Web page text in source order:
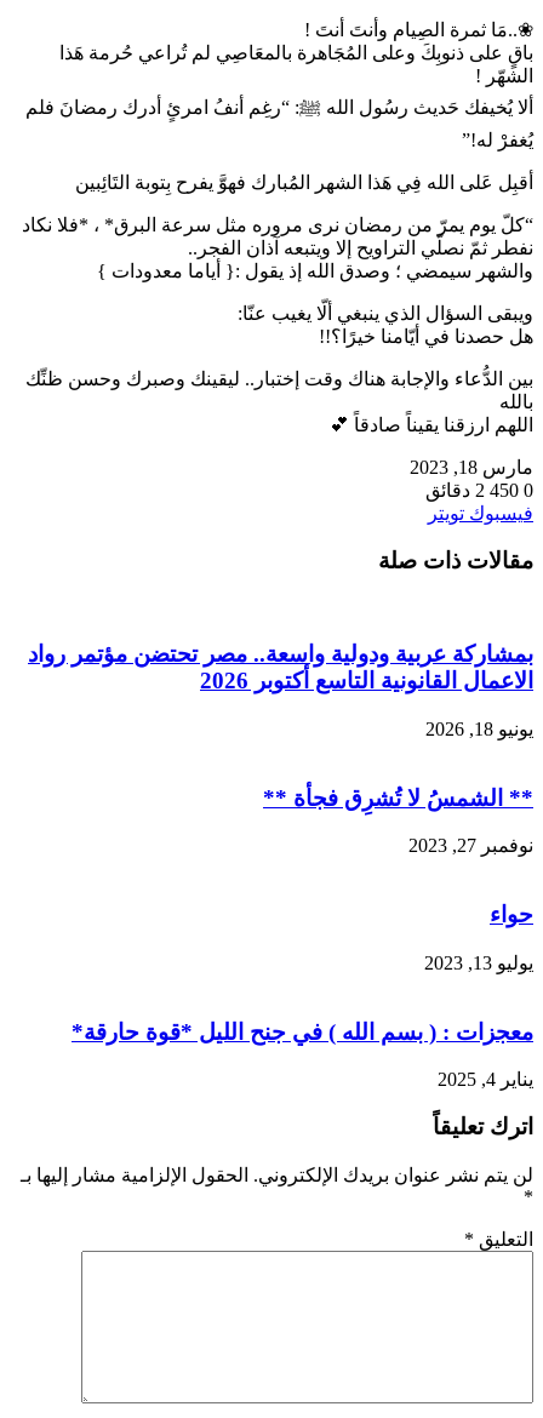
❀..مَا ثمرة الصِيام وأنتَ أنتَ !
‏باقٍ على ذنوبِكَ وعلى المُجَاهرة بالمعَاصِي لم تُراعي حُرمة هَذا
الشهّر !
‏ألا يُخيفك حَديث رسُول الله ﷺ: “رغِم أنفُ امرئٍ أدرك رمضانَ فلم
يُغفرْ له!”
‏أقبِل عَلى الله فِي هَذا الشهر المُبارك فهوَّ يفرح بِتوبة التَائِبين
“كلّ يوم يمرّ من رمضان نرى مروره مثل سرعة البرق* ، *فلا نكاد
نفطر ثمّ نصلّي التراويح إلا ويتبعه آذان الفجر..
والشهر سيمضي ؛ وصدق الله إذ يقول :{ أياما معدودات }
ويبقى السؤال الذي ينبغي ألّا يغيب عنّا:
هل حصدنا في أيّامنا خيرًا؟!!
بين الدُّعاء والإجابة هناك وقت إختبار.. ليقينك وصبرك وحسن ظنِّك
بالله
اللهم ارزقنا يقيناً صادقاً 💕
مارس 18, 2023
0
2 دقائق
فيسبوك تويتر
البريد
مقالات ذات صلة
بمشاركة عربية ودولية واسعة.. مصر تحتضن مؤتمر رواد
الاعمال القانونية التاسع أكتوبر 2026
يونيو 18, 2026
** الشمسُ لا تُشرِق فجأة **
نوفمبر 27, 2023
حواء
يوليو 13, 2023
معجزات : ( بسم الله ) في جنح الليل *قوة حارقة*
يناير 4, 2025
اترك تعليقاً
لن يتم نشر عنوان بريدك الإلكتروني. الحقول الإلزامية مشار إليها بـ
*
التعليق *